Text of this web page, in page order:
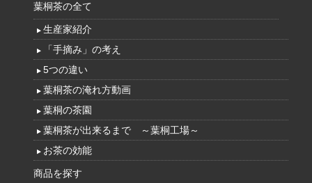
葉桐茶の全て
生産家紹介
「手摘み」の考え
5つの違い
葉桐茶の淹れ方動画
葉桐の茶園
葉桐茶が出来るまで ～葉桐工場～
お茶の効能
商品を探す